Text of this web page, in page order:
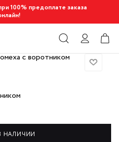
100% предоплате заказа
НАЛИЧИИ